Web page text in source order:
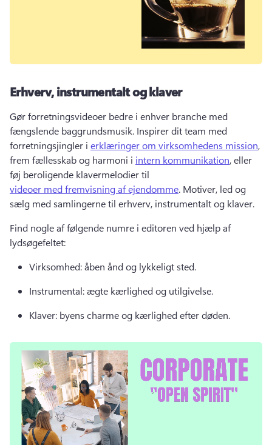
Erhverv, instrumentalt og klaver
Gør forretningsvideoer bedre i enhver branche med
fængslende baggrundsmusik. Inspirer dit team med
forretningsjingler i erklæringer om virksomhedens mission,
frem fællesskab og harmoni i intern kommunikation, eller
føj beroligende klavermelodier til
videoer med fremvisning af ejendomme. Motiver, led og
sælg med samlingerne til erhverv, instrumentalt og klaver.
Find nogle af følgende numre i editoren ved hjælp af
lydsøgefeltet:
Virksomhed: åben ånd og lykkeligt sted.
Instrumental: ægte kærlighed og utilgivelse.
Klaver: byens charme og kærlighed efter døden.